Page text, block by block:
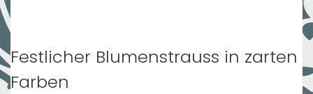
Festlicher Blumenstrauss in zarten
Farben